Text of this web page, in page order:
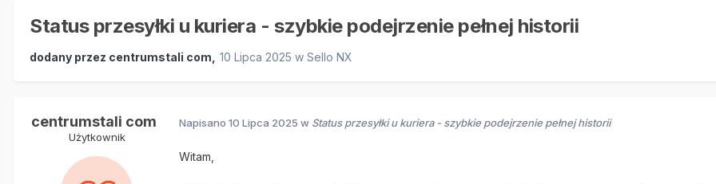
Status przesyłki u kuriera - szybkie podejrzenie pełnej historii
dodany przez centrumstali com 10 Lipca 2025 w Sello NX
centrumstali com
Użytkownik
Napisano 10 Lipca 2025 w Status przesyłki u kuriera - szybkie podejrzenie pełnej historii
Witam,